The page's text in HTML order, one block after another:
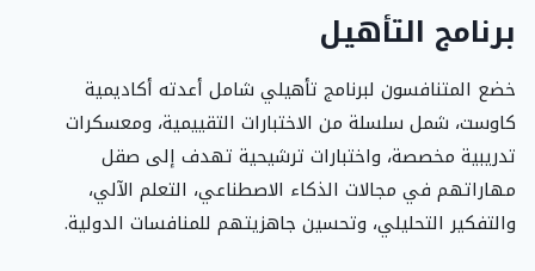
برنامج التأهيل
خضع المتنافسون لبرنامج تأهيلي شامل أعدته أكاديمية
كاوست، شمل سلسلة من الاختبارات التقييمية، ومعسكرات
تدريبية مخصصة، واختبارات ترشيحية تهدف إلى صقل
مهاراتهم في مجالات الذكاء الاصطناعي، التعلم الآلي،
والتفكير التحليلي، وتحسين جاهزيتهم للمنافسات الدولية.